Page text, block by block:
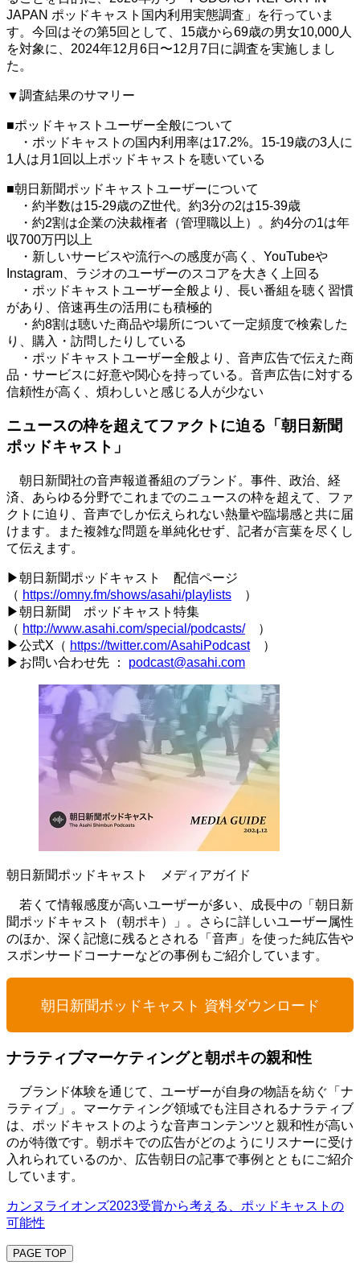
JAPAN ポッドキャスト国内利用実態調査」を行っていま
す。今回はその第5回として、 15歳から69歳の男女10,000人
を対象に、 2024年12 月 6日〜12 月 7日に調査を実施しまし
た。
▼調査結果のサマリー
■ポッドキャストユーザー全般について
・ポッドキャストの国内利用率は17.2%。15-19歳の3人に
1人は月1回以上ポッドキャストを聴いている
■朝日新聞ポッドキャストユーザーについて
・約半数は15-29歳のZ世代。約3分の2は15-39歳
・約2割は企業の決裁権者（管理職以上）。約4分の1は年
収700万円以上
・新しいサービスや流行への感度が高く、YouTubeや
Instagram、ラジオのユーザーのスコアを大きく上回る
・ポッドキャストユーザー全般より、長い番組を聴く習慣
があり、倍速再生の活用にも積極的
・約8割は聴いた商品や場所について一定頻度で検索した
り、購入・訪問したりしている
・ポッドキャストユーザー全般より、音声広告で伝えた商
品・サービスに好意や関心を持っている。音声広告に対する
信頼性が高く、煩わしいと感じる人が少ない
ニュースの枠を超えてファクトに迫る「朝日新聞
ポッドキャスト」
朝日新聞社の音声報道番組のブランド。事件、政治、経
済、あらゆる分野でこれまでのニュースの枠を超えて、ファ
クトに迫り、音声でしか伝えられない熱量や臨場感と共に届
けます。また複雑な問題を単純化せず、記者が言葉を尽くし
て伝えます。
▶朝日新聞ポッドキャスト 配信ページ
（ https://omny.fm/shows/asahi/playlists ）
▶朝日新聞 ポッドキャスト特集
（ http://www.asahi.com/special/podcasts/）
▶公式X （ https://twitter.com/AsahiPodcast）
▶お問い合わせ先 ： podcast@asahi.com
朝日新聞ポッドキャスト メディアガイド
若くて情報感度が高いユーザーが多い、成長中の「朝日新
聞ポッドキャスト（朝ポキ）」。さらに詳しいユーザー属性
のほか、深く記憶に残るとされる「音声」を使った純広告や
スポンサードコーナーなどの事例もご紹介しています。
朝日新聞ポッドキャスト 資料ダウンロード
ナラティブマーケティングと朝ポキの親和性
ブランド体験を通じて、ユーザーが自身の物語を紡ぐ「ナ
ラティブ」。マーケティング領域でも注目されるナラティブ
は、ポッドキャストのような音声コンテンツと親和性が高い
のが特徴です。朝ポキでの広告がどのようにリスナーに受け
入れられているのか、広告朝日の記事で事例とともにご紹介
しています。
カンヌライオンズ2023受賞から考える、ポッドキャストの
可能性
PAGE TOP